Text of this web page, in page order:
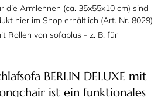
die Armlehnen (ca. 35x55x10 cm) sind
hier im Shop erhältlich (Art. Nr. 8029)
Rollen von sofaplus - z. B. für
BERLIN DELUXE mit
ist ein funktionales